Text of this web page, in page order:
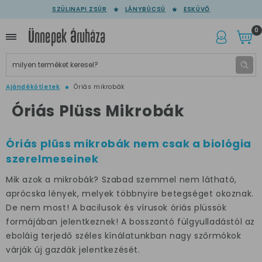
SZÜLINAPI ZSÚR LÁNYBÚCSÚ ESKÜVŐ
0
Ajándékötletek Óriás mikrobák
Óriás Plüss Mikrobák
Óriás plüss mikrobák nem csak a biológia
szerelmeseinek
Mik azok a mikrobák? Szabad szemmel nem látható,
aprócska lények, melyek többnyire betegséget okoznak.
De nem most! A bacilusok és vírusok óriás plüssök
formájában jelentkeznek! A bosszantó fülgyulladástól az
eboláig terjedő széles kínálatunkban nagy szőrmókok
várják új gazdák jelentkezését.